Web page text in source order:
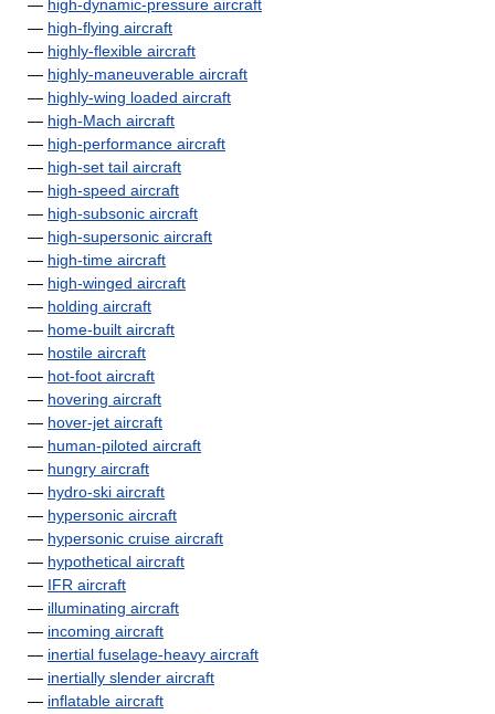
— high-dynamic-pressure aircraft
— high-flying aircraft
— highly-flexible aircraft
— highly-maneuverable aircraft
— highly-wing loaded aircraft
— high-Mach aircraft
— high-performance aircraft
— high-set tail aircraft
— high-speed aircraft
— high-subsonic aircraft
— high-supersonic aircraft
— high-time aircraft
— high-winged aircraft
— holding aircraft
— home-built aircraft
— hostile aircraft
— hot-foot aircraft
— hovering aircraft
— hover-jet aircraft
— human-piloted aircraft
— hungry aircraft
— hydro-ski aircraft
— hypersonic aircraft
— hypersonic cruise aircraft
— hypothetical aircraft
— IFR aircraft
— illuminating aircraft
— incoming aircraft
— inertial fuselage-heavy aircraft
— inertially slender aircraft
— inflatable aircraft